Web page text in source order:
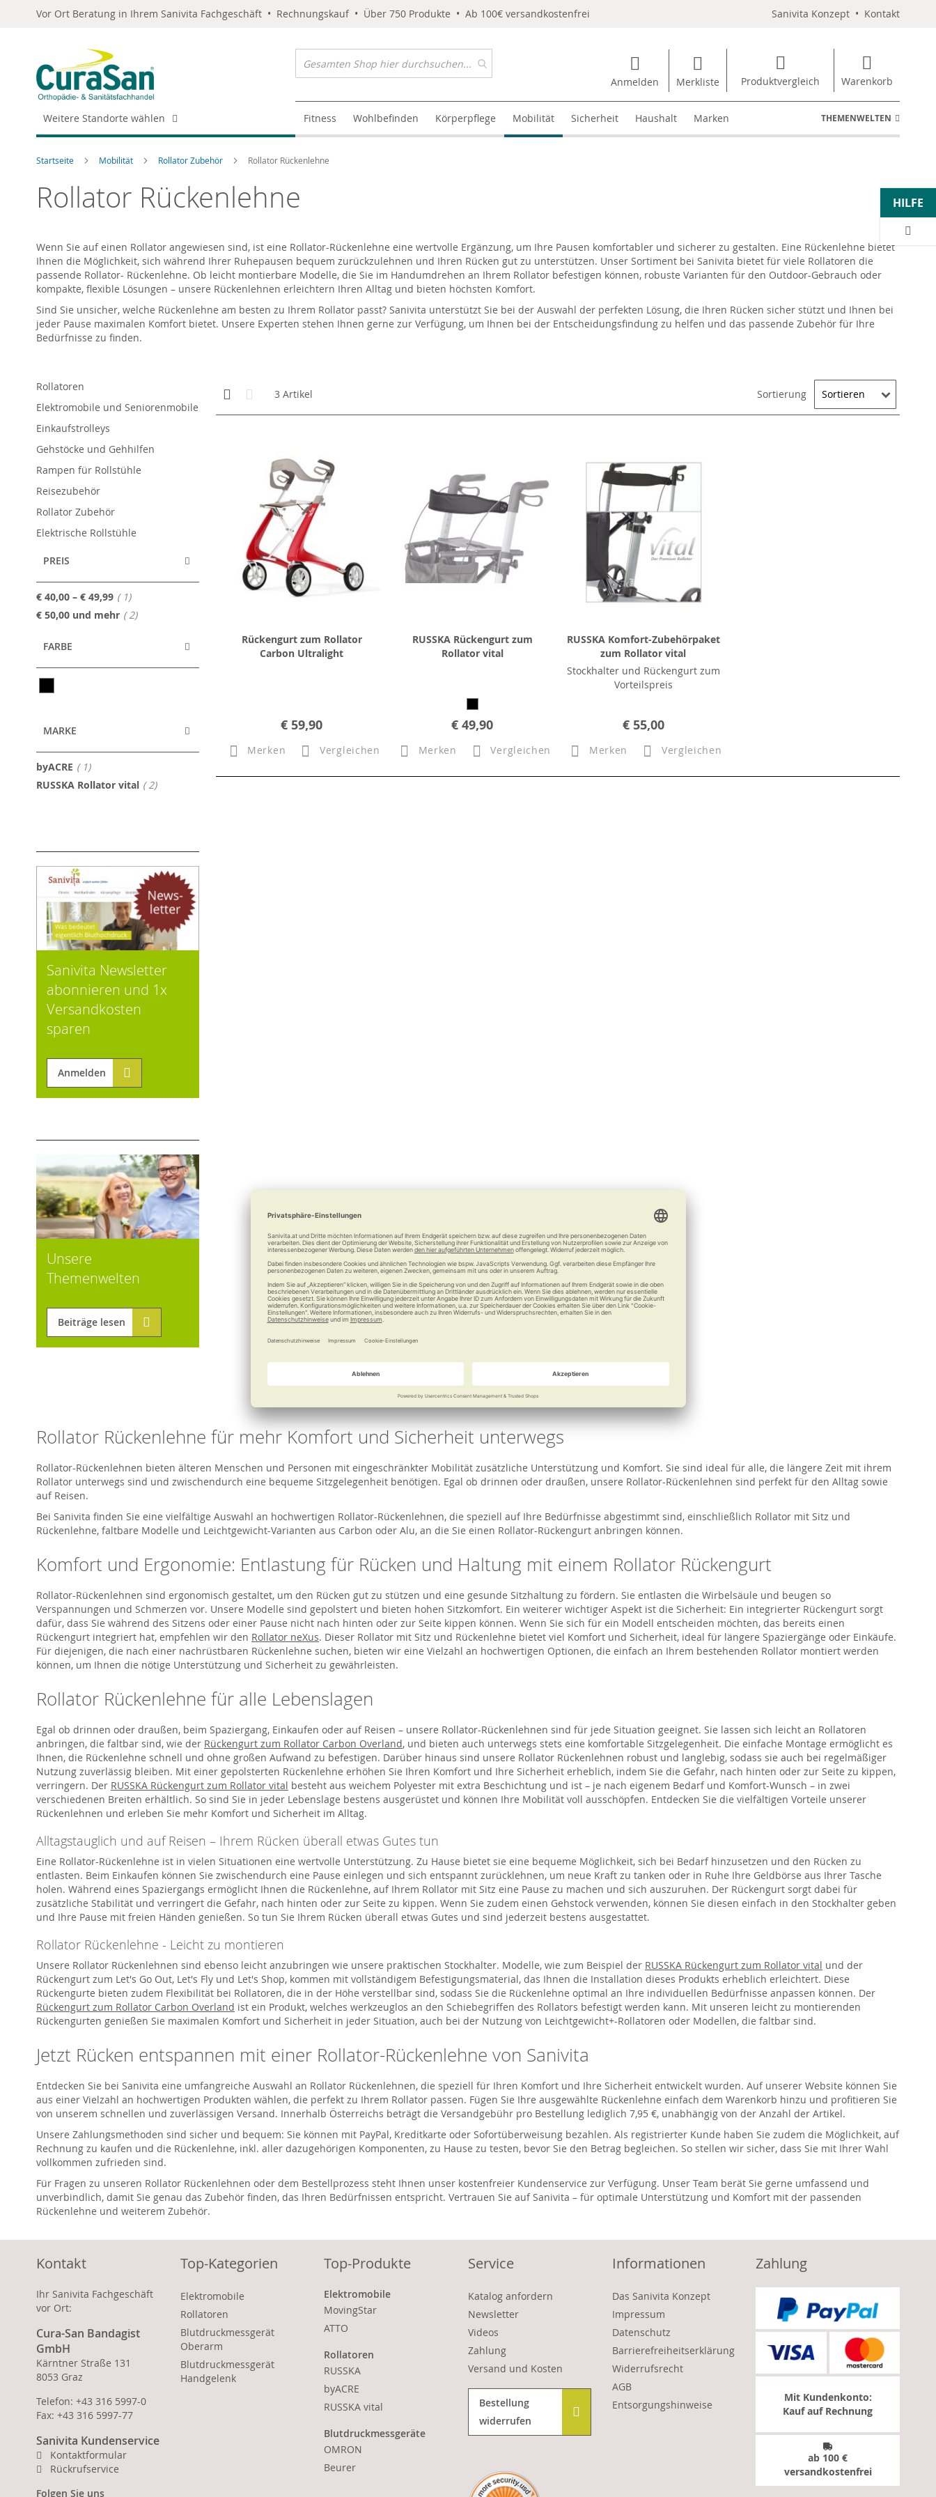
Vor Ort Beratung in Ihrem Sanivita Fachgeschäft • Rechnungskauf • Über 750 Produkte • Ab 100€ versandkostenfrei Sanivita Konzept • Kontakt
Anmelden Merkliste Produktvergleich Warenkorb
Weitere Standorte wählen Fitness Wohlbefinden Körperpflege Mobilität Sicherheit Haushalt Marken THEMENWELTEN
Startseite Mobilität Rollator Zubehör Rollator Rückenlehne
Rollator Rückenlehne
Wenn Sie auf einen Rollator angewiesen sind, ist eine Rollator-Rückenlehne eine wertvolle Ergänzung, um Ihre Pausen komfortabler und sicherer zu gestalten. Eine Rückenlehne bietet
Ihnen die Möglichkeit, sich während Ihrer Ruhepausen bequem zurückzulehnen und Ihren Rücken gut zu unterstützen. Unser Sortiment bei Sanivita bietet für viele Rollatoren die
passende Rollator- Rückenlehne. Ob leicht montierbare Modelle, die Sie im Handumdrehen an Ihrem Rollator befestigen können, robuste Varianten für den Outdoor-Gebrauch oder
kompakte, flexible Lösungen – unsere Rückenlehnen erleichtern Ihren Alltag und bieten höchsten Komfort.
Sind Sie unsicher, welche Rückenlehne am besten zu Ihrem Rollator passt? Sanivita unterstützt Sie bei der Auswahl der perfekten Lösung, die Ihren Rücken sicher stützt und Ihnen bei
jeder Pause maximalen Komfort bietet. Unsere Experten stehen Ihnen gerne zur Verfügung, um Ihnen bei der Entscheidungsfindung zu helfen und das passende Zubehör für Ihre
Bedürfnisse zu finden.
Anzeigen
als
Kachelansicht
3 Artikel Sortierung
Rückengurt zum Rollator
Carbon Ultralight
€ 59,90
Merken Vergleichen
RUSSKA Rückengurt zum
Rollator vital
€ 49,90
Merken Vergleichen
RUSSKA Komfort-Zubehörpaket
zum Rollator vital
Stockhalter und Rückengurt zum
Vorteilspreis
€ 55,00
Merken Vergleichen
Rollatoren
Elektromobile und Seniorenmobile
Einkaufstrolleys
Gehstöcke und Gehhilfen
Rampen für Rollstühle
Reisezubehör
Rollator Zubehör
Elektrische Rollstühle
PREIS
€ 40,00 – € 49,99 1Artikel
€ 50,00 und mehr 2Artikel
FARBE
MARKE
byACRE 1Artikel
RUSSKA Rollator vital 2Artikel
Sanivita Newsletter
abonnieren und 1x
Versandkosten
sparen
Anmelden
Unsere
Themenwelten
Beiträge lesen
Rollator Rückenlehne für mehr Komfort und Sicherheit unterwegs
Rollator-Rückenlehnen bieten älteren Menschen und Personen mit eingeschränkter Mobilität zusätzliche Unterstützung und Komfort. Sie sind ideal für alle, die längere Zeit mit ihrem
Rollator unterwegs sind und zwischendurch eine bequeme Sitzgelegenheit benötigen. Egal ob drinnen oder draußen, unsere Rollator-Rückenlehnen sind perfekt für den Alltag sowie
auf Reisen.
Bei Sanivita finden Sie eine vielfältige Auswahl an hochwertigen Rollator-Rückenlehnen, die speziell auf Ihre Bedürfnisse abgestimmt sind, einschließlich Rollator mit Sitz und
Rückenlehne, faltbare Modelle und Leichtgewicht-Varianten aus Carbon oder Alu, an die Sie einen Rollator-Rückengurt anbringen können.
Komfort und Ergonomie: Entlastung für Rücken und Haltung mit einem Rollator Rückengurt
Rollator-Rückenlehnen sind ergonomisch gestaltet, um den Rücken gut zu stützen und eine gesunde Sitzhaltung zu fördern. Sie entlasten die Wirbelsäule und beugen so
Verspannungen und Schmerzen vor. Unsere Modelle sind gepolstert und bieten hohen Sitzkomfort. Ein weiterer wichtiger Aspekt ist die Sicherheit: Ein integrierter Rückengurt sorgt
dafür, dass Sie während des Sitzens oder einer Pause nicht nach hinten oder zur Seite kippen können. Wenn Sie sich für ein Modell entscheiden möchten, das bereits einen
Rückengurt integriert hat, empfehlen wir den Rollator neXus. Dieser Rollator mit Sitz und Rückenlehne bietet viel Komfort und Sicherheit, ideal für längere Spaziergänge oder Einkäufe.
Für diejenigen, die nach einer nachrüstbaren Rückenlehne suchen, bieten wir eine Vielzahl an hochwertigen Optionen, die einfach an Ihrem bestehenden Rollator montiert werden
können, um Ihnen die nötige Unterstützung und Sicherheit zu gewährleisten.
Rollator Rückenlehne für alle Lebenslagen
Egal ob drinnen oder draußen, beim Spaziergang, Einkaufen oder auf Reisen – unsere Rollator-Rückenlehnen sind für jede Situation geeignet. Sie lassen sich leicht an Rollatoren
anbringen, die faltbar sind, wie der Rückengurt zum Rollator Carbon Overland, und bieten auch unterwegs stets eine komfortable Sitzgelegenheit. Die einfache Montage ermöglicht es
Ihnen, die Rückenlehne schnell und ohne großen Aufwand zu befestigen. Darüber hinaus sind unsere Rollator Rückenlehnen robust und langlebig, sodass sie auch bei regelmäßiger
Nutzung zuverlässig bleiben. Mit einer gepolsterten Rückenlehne erhöhen Sie Ihren Komfort und Ihre Sicherheit erheblich, indem Sie die Gefahr, nach hinten oder zur Seite zu kippen,
verringern. Der RUSSKA Rückengurt zum Rollator vital besteht aus weichem Polyester mit extra Beschichtung und ist – je nach eigenem Bedarf und Komfort-Wunsch – in zwei
verschiedenen Breiten erhältlich. So sind Sie in jeder Lebenslage bestens ausgerüstet und können Ihre Mobilität voll ausschöpfen. Entdecken Sie die vielfältigen Vorteile unserer
Rückenlehnen und erleben Sie mehr Komfort und Sicherheit im Alltag.
Alltagstauglich und auf Reisen – Ihrem Rücken überall etwas Gutes tun
Eine Rollator-Rückenlehne ist in vielen Situationen eine wertvolle Unterstützung. Zu Hause bietet sie eine bequeme Möglichkeit, sich bei Bedarf hinzusetzen und den Rücken zu
entlasten. Beim Einkaufen können Sie zwischendurch eine Pause einlegen und sich entspannt zurücklehnen, um neue Kraft zu tanken oder in Ruhe Ihre Geldbörse aus Ihrer Tasche
holen. Während eines Spaziergangs ermöglicht Ihnen die Rückenlehne, auf Ihrem Rollator mit Sitz eine Pause zu machen und sich auszuruhen. Der Rückengurt sorgt dabei für
zusätzliche Stabilität und verringert die Gefahr, nach hinten oder zur Seite zu kippen. Wenn Sie zudem einen Gehstock verwenden, können Sie diesen einfach in den Stockhalter geben
und Ihre Pause mit freien Händen genießen. So tun Sie Ihrem Rücken überall etwas Gutes und sind jederzeit bestens ausgestattet.
Rollator Rückenlehne - Leicht zu montieren
Unsere Rollator Rückenlehnen sind ebenso leicht anzubringen wie unsere praktischen Stockhalter. Modelle, wie zum Beispiel der RUSSKA Rückengurt zum Rollator vital und der
Rückengurt zum Let's Go Out, Let's Fly und Let's Shop, kommen mit vollständigem Befestigungsmaterial, das Ihnen die Installation dieses Produkts erheblich erleichtert. Diese
Rückengurte bieten zudem Flexibilität bei Rollatoren, die in der Höhe verstellbar sind, sodass Sie die Rückenlehne optimal an Ihre individuellen Bedürfnisse anpassen können. Der
Rückengurt zum Rollator Carbon Overland ist ein Produkt, welches werkzeuglos an den Schiebegriffen des Rollators befestigt werden kann. Mit unseren leicht zu montierenden
Rückengurten genießen Sie maximalen Komfort und Sicherheit in jeder Situation, auch bei der Nutzung von Leichtgewicht+-Rollatoren oder Modellen, die faltbar sind.
Jetzt Rücken entspannen mit einer Rollator-Rückenlehne von Sanivita
Entdecken Sie bei Sanivita eine umfangreiche Auswahl an Rollator Rückenlehnen, die speziell für Ihren Komfort und Ihre Sicherheit entwickelt wurden. Auf unserer Website können Sie
aus einer Vielzahl an hochwertigen Produkten wählen, die perfekt zu Ihrem Rollator passen. Fügen Sie Ihre ausgewählte Rückenlehne einfach dem Warenkorb hinzu und profitieren Sie
von unserem schnellen und zuverlässigen Versand. Innerhalb Österreichs beträgt die Versandgebühr pro Bestellung lediglich 7,95 €, unabhängig von der Anzahl der Artikel.
Unsere Zahlungsmethoden sind sicher und bequem: Sie können mit PayPal, Kreditkarte oder Sofortüberweisung bezahlen. Als registrierter Kunde haben Sie zudem die Möglichkeit, auf
Rechnung zu kaufen und die Rückenlehne, inkl. aller dazugehörigen Komponenten, zu Hause zu testen, bevor Sie den Betrag begleichen. So stellen wir sicher, dass Sie mit Ihrer Wahl
vollkommen zufrieden sind.
Für Fragen zu unseren Rollator Rückenlehnen oder dem Bestellprozess steht Ihnen unser kostenfreier Kundenservice zur Verfügung. Unser Team berät Sie gerne umfassend und
unverbindlich, damit Sie genau das Zubehör finden, das Ihren Bedürfnissen entspricht. Vertrauen Sie auf Sanivita – für optimale Unterstützung und Komfort mit der passenden
Rückenlehne und weiterem Zubehör.
HILFE
Kontakt
Ihr Sanivita Fachgeschäft
vor Ort:
Cura-San Bandagist
GmbH
Kärntner Straße 131
8053 Graz
Telefon: +43 316 5997-0
Fax: +43 316 5997-77
Sanivita Kundenservice
Kontaktformular
Rückrufservice
Folgen Sie uns
Top-Kategorien
Elektromobile
Rollatoren
Blutdruckmessgerät
Oberarm
Blutdruckmessgerät
Handgelenk
Top-Produkte
Elektromobile
MovingStar
ATTO
Rollatoren
RUSSKA
byACRE
RUSSKA vital
Blutdruckmessgeräte
OMRON
Beurer
Service
Katalog anfordern
Newsletter
Videos
Zahlung
Versand und Kosten
Bestellung
widerrufen
Informationen
Das Sanivita Konzept
Impressum
Datenschutz
Barrierefreiheitserklärung
Widerrufsrecht
AGB
Entsorgungshinweise
Zahlung
Mit Kundenkonto:
Kauf auf Rechnung
ab 100 €
versandkostenfrei